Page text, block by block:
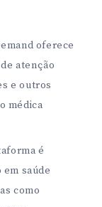
oferece
atenção
e outros
médica
é
saúde
como